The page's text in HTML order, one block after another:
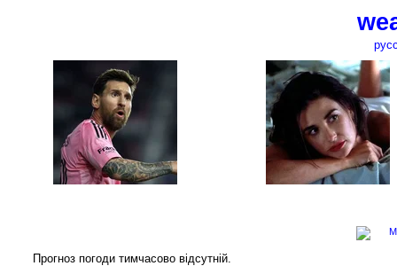
Прогноз погоди тимчасово відсутній.